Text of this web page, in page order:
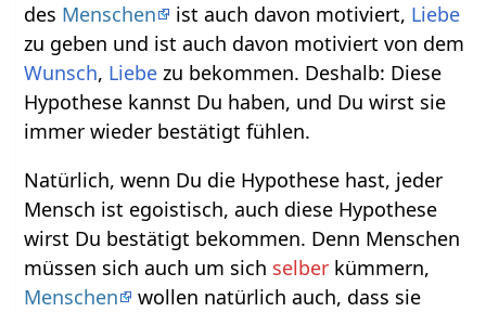
des Menschen ist auch davon motiviert, Liebe
zu geben und ist auch davon motiviert von dem
Wunsch, Liebe zu bekommen. Deshalb: Diese
Hypothese kannst Du haben, und Du wirst sie
immer wieder bestätigt fühlen.
Natürlich, wenn Du die Hypothese hast, jeder
Mensch ist egoistisch, auch diese Hypothese
wirst Du bestätigt bekommen. Denn Menschen
müssen sich auch um sich selber kümmern,
Menschen
wollen natürlich auch, dass sie